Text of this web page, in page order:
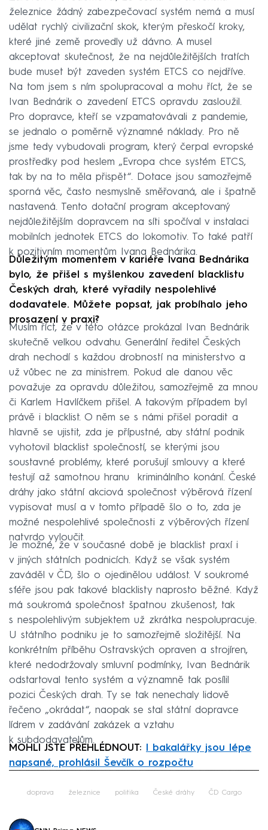
železnice žádný zabezpečovací systém nemá a musí
udělat rychlý civilizační skok, kterým přeskočí kroky,
které jiné země provedly už dávno. A musel
akceptovat skutečnost, že na nejdůležitějších tratích
bude muset být zaveden systém ETCS co nejdříve.
Na tom jsem s ním spolupracoval a mohu říct, že se
Ivan Bednárik o zavedení ETCS opravdu zasloužil.
Pro dopravce, kteří se vzpamatovávali z pandemie,
se jednalo o poměrně významné náklady. Pro ně
jsme tedy vybudovali program, který čerpal evropské
prostředky pod heslem „Evropa chce systém ETCS,
tak by na to měla přispět“. Dotace jsou samozřejmě
sporná věc, často nesmyslně směřovaná, ale i špatně
nastavená. Tento dotační program akceptovaný
nejdůležitějším dopravcem na síti spočíval v instalaci
mobilních jednotek ETCS do lokomotiv. To také patří
k pozitivním momentům Ivana Bednárika.
Důležitým momentem v kariéře Ivana Bednárika
bylo, že přišel s myšlenkou zavedení blacklistu
Českých drah, které vyřadily nespolehlivé
dodavatele. Můžete popsat, jak probíhalo jeho
prosazení v praxi?
Musím říct, že v této otázce prokázal Ivan Bednárik
skutečně velkou odvahu. Generální ředitel Českých
drah nechodí s každou drobností na ministerstvo a
už vůbec ne za ministrem. Pokud ale danou věc
považuje za opravdu důležitou, samozřejmě za mnou
či Karlem Havlíčkem přišel. A takovým případem byl
právě i blacklist. O něm se s námi přišel poradit a
hlavně se ujistit, zda je přípustné, aby státní podnik
vyhotovil blacklist společností, se kterými jsou
soustavné problémy, které porušují smlouvy a které
testují až samotnou hranu kriminálního konání. České
dráhy jako státní akciová společnost výběrová řízení
vypisovat musí a v tomto případě šlo o to, zda je
možné nespolehlivé společnosti z výběrových řízení
natvrdo vyloučit.
Je možné, že v současné době je blacklist praxí i
v jiných státních podnicích. Když se však systém
zaváděl v ČD, šlo o ojedinělou událost. V soukromé
sféře jsou pak takové blacklisty naprosto běžné. Když
má soukromá společnost špatnou zkušenost, tak
s nespolehlivým subjektem už zkrátka nespolupracuje.
U státního podniku je to samozřejmě složitější. Na
konkrétním příběhu Ostravských opraven a strojíren,
které nedodržovaly smluvní podmínky, Ivan Bednárik
odstartoval tento systém a významně tak posílil
pozici Českých drah. Ty se tak nenechaly lidově
řečeno „okrádat“, naopak se stal státní dopravce
lídrem v zadávání zakázek a vztahu
k subdodavatelům.
MOHLI JSTE PŘEHLÉDNOUT:
I bakalářky jsou lépe
napsané, prohlásil Ševčík o rozpočtu
doprava železnice politika České dráhy ČD Cargo